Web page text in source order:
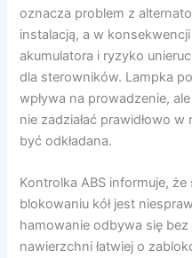
oznacza problem z
instalacją, a w
akumulatora i ryzyko
dla sterowników. Lampka
wpływa na prowadzenie,
nie zadziałać prawidłowo
być odkładana.
Kontrolka ABS informuje,
blokowaniu kół jest
hamowanie odbywa się
nawierzchni łatwiej o